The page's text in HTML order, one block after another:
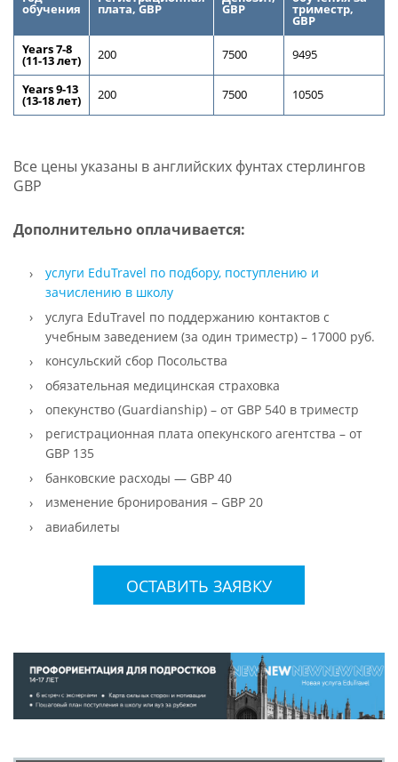
обучения плата, GBP GBP триместр,
GBP
Years 7-8
(11-13 лет) 200 7500 9495
Years 9-13
(13-18 лет) 200 7500 10505
Все цены указаны в английских фунтах стерлингов
GBP
Дополнительно оплачивается:
услуги EduTravel по подбору, поступлению и
зачислению в школу
услуга EduTravel по поддержанию контактов с
учебным заведением (за один триместр) – 17000 руб.
консульский сбор Посольства
обязательная медицинская страховка
опекунство (Guardianship) – от GBP 540 в триместр
регистрационная плата опекунского агентства – от
GBP 135
банковские расходы — GBP 40
изменение бронирования – GBP 20
авиабилеты
ОСТАВИТЬ ЗАЯВКУ